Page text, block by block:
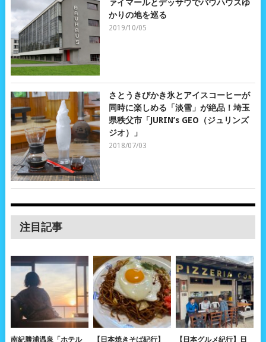
ァイマールとデッサウでバウハウスゆ
かりの地を巡る
2019/10/05
さとうきびかき氷とアイスコーヒーが
同時に楽しめる「淡雪」が絶品！埼玉
県秩父市「JURIN’s GEO（ジュリンズ
ジオ）」
2018/07/03
注目記事
南紀勝浦温泉「ホテル 【日本焼きそば紀行】 【日本グルメ紀行】日